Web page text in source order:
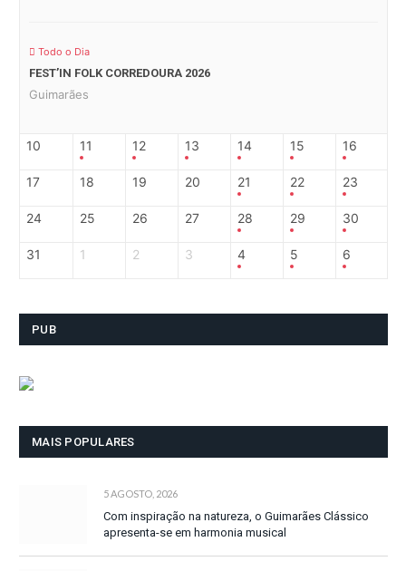
Todo o Dia
FEST’IN FOLK CORREDOURA 2026
Guimarães
10 11 12 13 14 15 16
17 18 19 20 21 22 23
24 25 26 27 28 29 30
31 1 2 3 4 5 6
PUB
MAIS POPULARES
5 AGOSTO, 2026
Com inspiração na natureza, o Guimarães Clássico
apresenta-se em harmonia musical